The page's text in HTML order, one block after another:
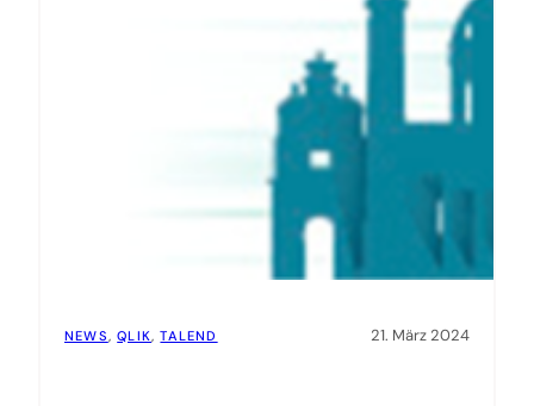
NEWS, QLIK, TALEND 21. März 2024